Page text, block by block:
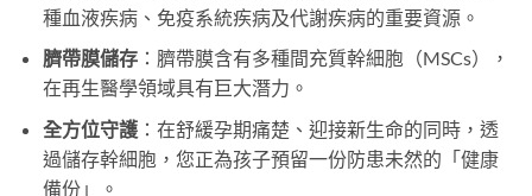
種血液疾病、免疫系統疾病及代謝疾病的重要資源。
臍帶膜儲存：臍帶膜含有多種間充質幹細胞（MSCs），
在再生醫學領域具有巨大潛力。
全方位守護：在舒緩孕期痛楚、迎接新生命的同時，透
過儲存幹細胞，您正為孩子預留一份防患未然的「健康
備份」。